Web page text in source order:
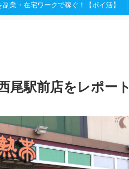
業・在宅ワークで稼ぐ！【ポイ活】
尾駅前店をレポート